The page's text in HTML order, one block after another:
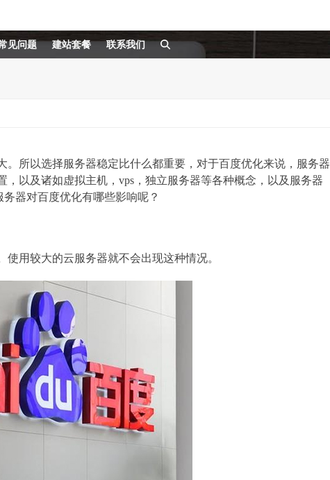
见问题 建站套餐 联系我们
所以选择服务器稳定比什么都重要，对于百度优化来说，服务器
以及诸如虚拟主机，vps，独立服务器等各种概念，以及服务器
器对百度优化有哪些影响呢？
用较大的云服务器就不会出现这种情况。